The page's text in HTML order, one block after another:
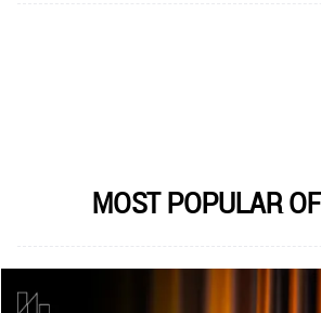
MOST POPULAR